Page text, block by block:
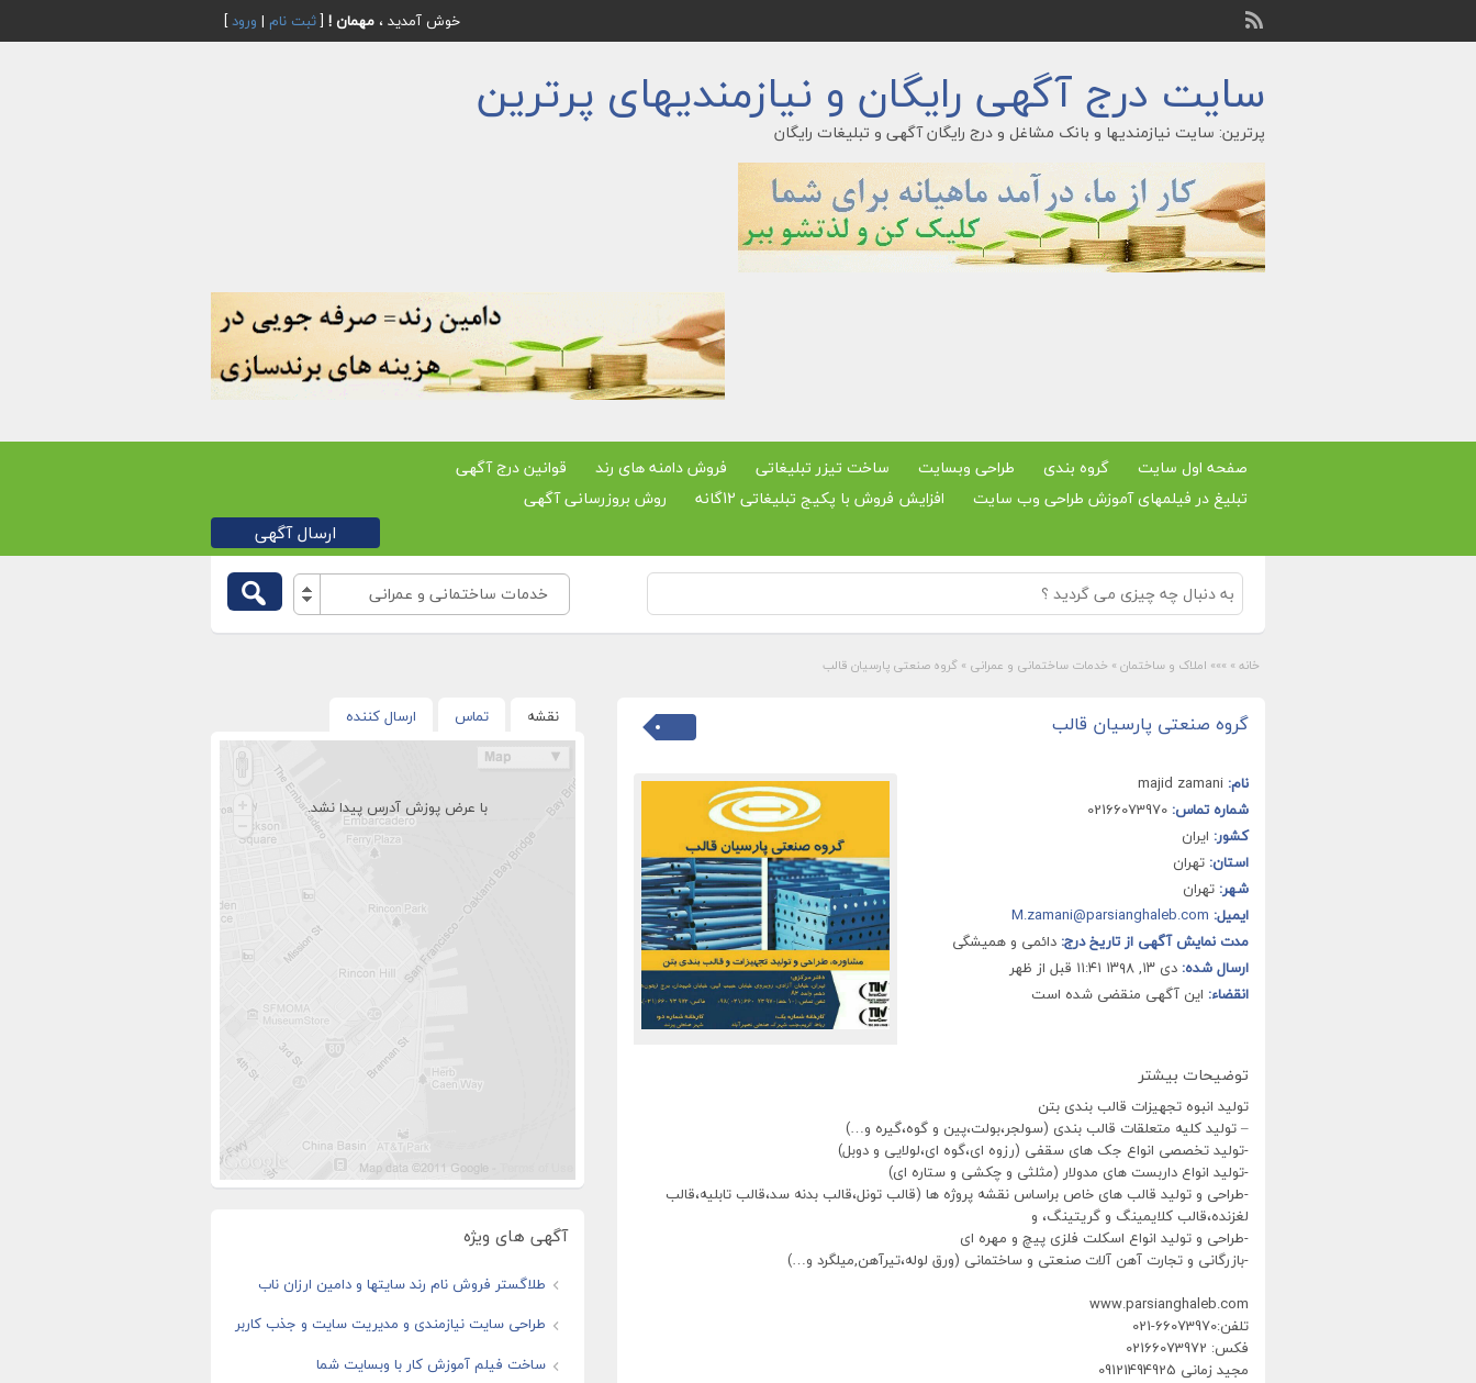
خوش آمدید ، مهمان ! [ثبت نام | ورود]
سایت درج آگهی رایگان و نیازمندیهای پرترین
پرترین: سایت نیازمندیها و بانک مشاغل و درج رایگان آگهی و تبلیغات رایگان
صفحه اول سایت گروه بندی طراحی وبسایت ساخت تیزر تبلیغاتی فروش دامنه های رند
قوانین درج آگهی
تبلیغ در فیلمهای آموزش طراحی وب سایت
افزایش فروش با پکیج تبلیغاتی 12گانه روش بروزرسانی آگهی
ارسال آگهی
خدمات ساختمانی و عمرانی
خانه » »»» املاک و ساختمان » خدمات ساختمانی و عمرانی » گروه صنعتی پارسیان قالب
گروه صنعتی پارسیان قالب
نام:
شماره تماس:
کشور: ایران
استان: تهران
شهر: تهران
ایمیل: M.zamani@parsianghaleb.com
مدت نمایش آگهی از تاریخ درج: دائمی و همیشگی
ارسال شده: دی ۱۳, ۱۳۹۸ ۱۱:۴۱ قبل از ظهر
انقضاء: این آگهی منقضی شده است
توضیحات بیشتر
تولید انبوه تجهیزات قالب بندی بتن
– تولید کلیه متعلقات قالب بندی (سولجر،بولت،پین و گوه،گیره و…)
-تولید تخصصی انواع جک های سقفی (رزوه ای،گوه ای،لولایی و دوبل)
-تولید انواع داربست های مدولار (مثلثی و چکشی و ستاره ای)
-طراحی و تولید قالب های خاص براساس نقشه پروژه ها (قالب تونل،قالب بدنه سد،قالب تابلیه،قالب
لغزنده،قالب کلایمینگ و گریتینگ، و
-طراحی و تولید انواع اسکلت فلزی پیچ و مهره ای
-بازرگانی و تجارت آهن آلات صنعتی و ساختمانی (ورق لوله،تیرآهن,میلگرد و…)
www.parsianghaleb.com
تلفن:66073970-021
فکس: 02166073972
مجید زمانی 09121494925
نقشه تماس ارسال کننده
با عرض پوزش آدرس پیدا نشد.
آگهی های ویژه
طلاگستر فروش نام رند سایتها و دامین ارزان ناب
طراحی سایت نیازمندی و مدیریت سایت و جذب کاربر
ساخت فیلم آموزش کار با وبسایت شما